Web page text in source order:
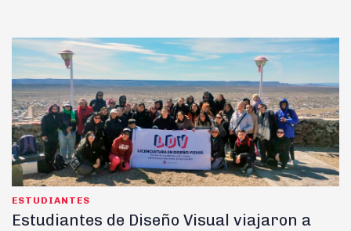
ESTUDIANTES
Estudiantes de Diseño Visual viajaron a